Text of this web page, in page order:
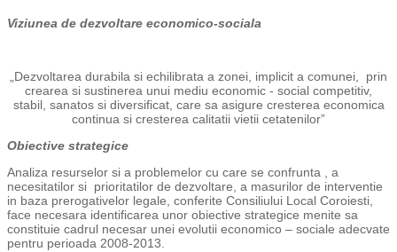
Viziunea de dezvoltare economico-sociala
„Dezvoltarea durabila si echilibrata a zonei, implicit a comunei, prin
crearea si sustinerea unui mediu economic - social competitiv,
stabil, sanatos si diversificat, care sa asigure cresterea economica
continua si cresterea calitatii vietii cetatenilor”
Obiective strategice
Analiza resurselor si a problemelor cu care se confrunta , a
necesitatilor si prioritatilor de dezvoltare, a masurilor de interventie
in baza prerogativelor legale, conferite Consiliului Local Coroiesti,
face necesara identificarea unor obiective strategice menite sa
constituie cadrul necesar unei evolutii economico – sociale adecvate
pentru perioada 2008-2013.